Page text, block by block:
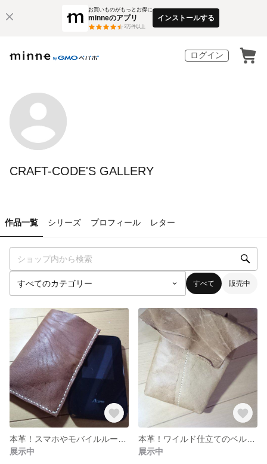
お買いものがもっとお得に
minneのアプリ
3万件以上
インストールする
ログイン
CRAFT-CODE'S GALLERY
作品一覧 シリーズ プロフィール レター
すべて 販売中
展示中
展示中